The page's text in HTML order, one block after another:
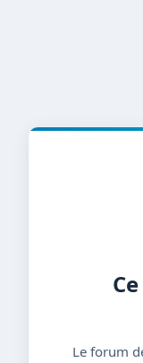
Le forum